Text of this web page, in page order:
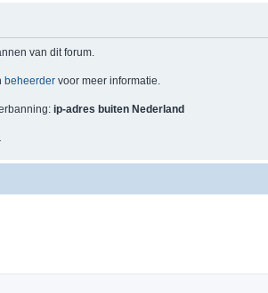
van dit forum.
beheerder voor meer informatie.
ip-adres buiten Nederland